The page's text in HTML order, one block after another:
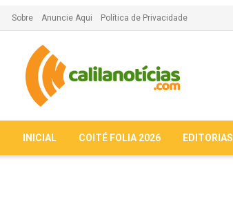
Sobre Anuncie Aqui Política de Privacidade
INICIAL COITÉ FOLIA 2026 EDITORIAS